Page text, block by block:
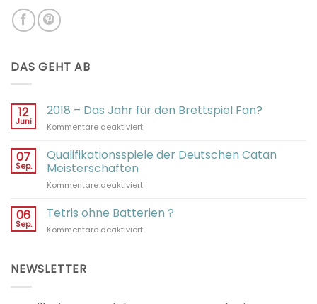
DAS GEHT AB
12
Juni
2018 – Das Jahr für den Brettspiel Fan?
Kommentare deaktiviertfür
–
Das
für
Brettspiel
07
Sep.
Qualifikationsspiele der Deutschen Catan
Meisterschaften
Kommentare deaktiviertfür
der
Deutschen
Catan
06
Sep.
Tetris ohne Batterien ?
Kommentare deaktiviertfür
NEWSLETTER